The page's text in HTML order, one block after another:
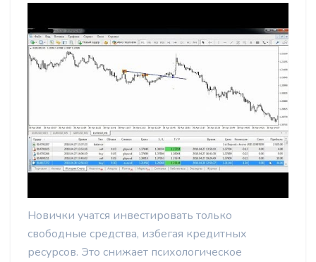
Новички учатся инвестировать только
свободные средства, избегая кредитных
ресурсов. Это снижает психологическое